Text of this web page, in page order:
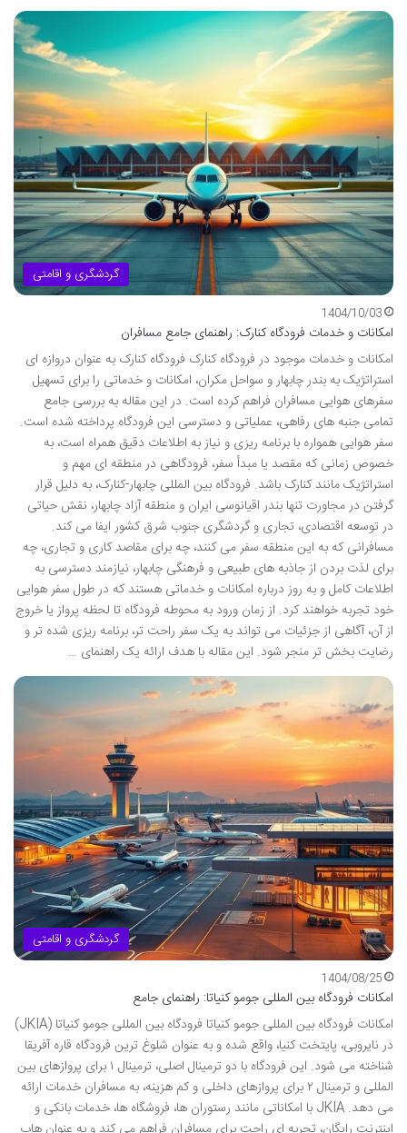
گردشگری و اقامتی
1404/10/03
امکانات و خدمات فرودگاه کنارک: راهنمای جامع مسافران
امکانات و خدمات موجود در فرودگاه کنارک فرودگاه کنارک به عنوان دروازه ای
استراتژیک به بندر چابهار و سواحل مکران، امکانات و خدماتی را برای تسهیل
سفرهای هوایی مسافران فراهم کرده است. در این مقاله به بررسی جامع
تمامی جنبه های رفاهی، عملیاتی و دسترسی این فرودگاه پرداخته شده است.
سفر هوایی همواره با برنامه ریزی و نیاز به اطلاعات دقیق همراه است، به
خصوص زمانی که مقصد یا مبدأ سفر، فرودگاهی در منطقه ای مهم و
استراتژیک مانند کنارک باشد. فرودگاه بین المللی چابهار-کنارک، به دلیل قرار
گرفتن در مجاورت تنها بندر اقیانوسی ایران و منطقه آزاد چابهار، نقش حیاتی
در توسعه اقتصادی، تجاری و گردشگری جنوب شرق کشور ایفا می کند.
مسافرانی که به این منطقه سفر می کنند، چه برای مقاصد کاری و تجاری، چه
برای لذت بردن از جاذبه های طبیعی و فرهنگی چابهار، نیازمند دسترسی به
اطلاعات کامل و به روز درباره امکانات و خدماتی هستند که در طول سفر هوایی
خود تجربه خواهند کرد. از زمان ورود به محوطه فرودگاه تا لحظه پرواز یا خروج
از آن، آگاهی از جزئیات می تواند به یک سفر راحت تر، برنامه ریزی شده تر و
رضایت بخش تر منجر شود. این مقاله با هدف ارائه یک راهنمای …
گردشگری و اقامتی
1404/08/25
امکانات فرودگاه بین المللی جومو کنیاتا: راهنمای جامع
امکانات فرودگاه بین المللی جومو کنیاتا فرودگاه بین المللی جومو کنیاتا (JKIA)
در نایروبی، پایتخت کنیا، واقع شده و به عنوان شلوغ ترین فرودگاه قاره آفریقا
شناخته می شود. این فرودگاه با دو ترمینال اصلی، ترمینال ۱ برای پروازهای بین
المللی و ترمینال ۲ برای پروازهای داخلی و کم هزینه، به مسافران خدمات ارائه
می دهد. JKIA با امکاناتی مانند رستوران ها، فروشگاه ها، خدمات بانکی و